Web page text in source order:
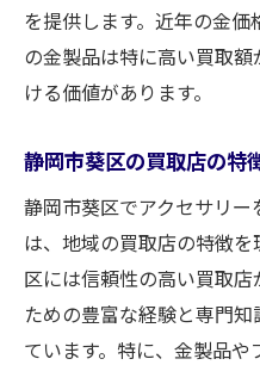
未来の買取市場
専門スタッフによる
区で満足のいく取引を
静岡市葵区での
査定時に用意す
買取額に満足す
トラブル回避の
静岡市葵区での
を提供します。近年の金
の金製品は特に高い買取
ける価値があります。
静岡市葵区の買取店の特
静岡市葵区でアクセサリ
は、地域の買取店の特徴
区には信頼性の高い買取
ための豊富な経験と専門
ています。特に、金製品